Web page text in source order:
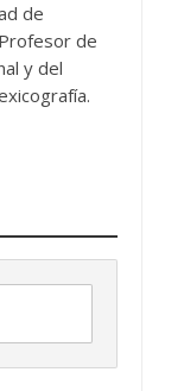
de
de
y del